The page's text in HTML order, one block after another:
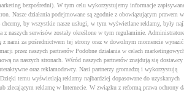
bezpośredni). W tym celu wykorzystujemy informacje
Nasze działania podejmowane są zgodnie z obowiązującym prawem w
by wszystkie nasze usługi, w tym wyświetlane reklamy, były
z naszych serwisów zostały określone w tym regulaminie.
nami za pośrednictwem tej strony oraz w dowolnym momencie
przez naszych partnerów Podobne działania w celach
na naszych stronach. Wśród naszych partnerów znajdują się dostawcy
oraz reklamodawcy. Nasi partnerzy gromadzą i wykorzystują
temu wyświetlają reklamy najbardziej dopasowane do uzyskanych
reklamę w Internecie. W związku z reformą prawa ochrony